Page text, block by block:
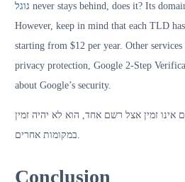
גוגל never stays behind, does it? Its
However, keep in mind that each TLD
starting from $12 per year. Other
privacy protection, Google 2-Step
about Google’s security.
זמין אצל רשם אחד, הוא לא יהיה זמין
במקומות אחרים.
Conclusion